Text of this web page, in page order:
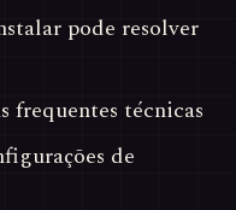
pode resolver
frequentes técnicas
de